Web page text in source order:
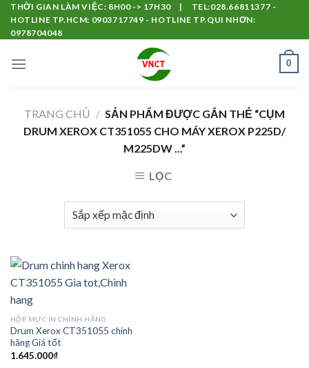
Skip
content
THỜI GIAN LÀM VIỆC: 8H00 -> 17H30 | TEL:028.66811377 -
HOTLINE TP.HCM: 0903717749 - HOTLINE TP.QUI NHƠN:
0978704048
0
TRANG CHỦ / SẢN PHẨM ĐƯỢC GẮN THẺ “CỤM
DRUM XEROX CT351055 CHO MÁY XEROX P225D/
M225DW ...”
LỌC
HỘP MỰC IN CHÍNH HÃNG
Drum Xerox CT351055 chính
hãng Giá tốt
1.645.000₫